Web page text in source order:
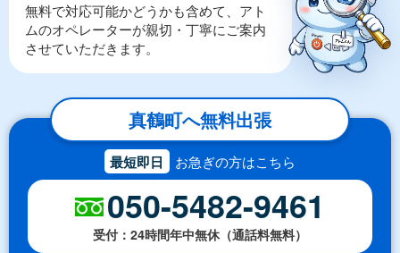
無料で対応可能かどうかも含めて、アト
ムのオペレーターが親切・丁寧にご案内
させていただきます。
真鶴町へ無料出張
最短即日 お急ぎの方はこちら
050-5482-9461
受付：24時間年中無休（通話料無料）